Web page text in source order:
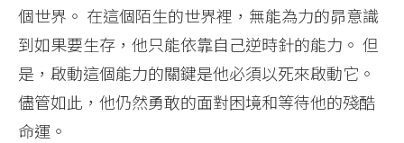
個世界。 在這個陌生的世界裡，無能為力的昴意識
到如果要生存，他只能依靠自己逆時針的能力。 但
是，啟動這個能力的關鍵是他必須以死來啟動它。
儘管如此，他仍然勇敢的面對困境和等待他的殘酷
命運。